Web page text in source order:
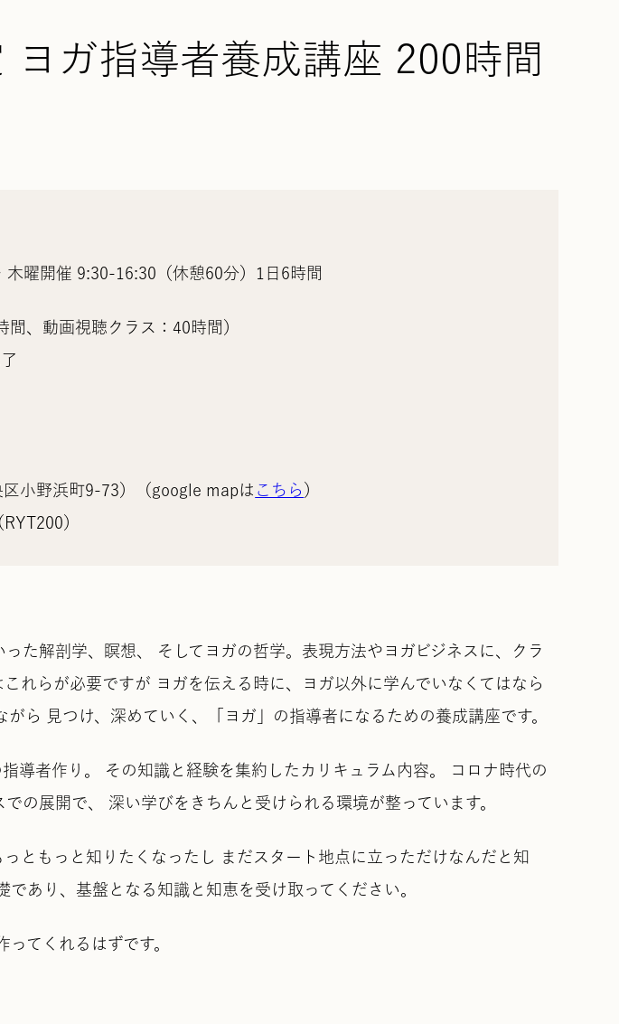
ガ指導者養成講座 200時間
曜開催 9:30-16:30（休憩60分）1日6時間
、動画視聴クラス：40時間）
小野浜町9-73）（google mapは こちら ）
）
た解剖学、瞑想、 そしてヨガの哲学。表現方法やヨガビジネスに、クラ
れらが必要ですが ヨガを伝える時に、ヨガ以外に学んでいなくてはなら
ら 見つけ、深めていく、「ヨガ」の指導者になるための養成講座です。
導者作り。 その知識と経験を集約したカリキュラム内容。 コロナ時代の
の展開で、 深い学びをきちんと受けられる環境が整っています。
ともっと知りたくなったし まだスタート地点に立っただけなんだと知
あり、基盤となる知識と知恵を受け取ってください。
てくれるはずです。